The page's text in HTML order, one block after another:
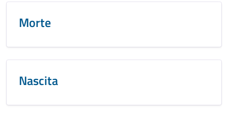
Morte
Nascita